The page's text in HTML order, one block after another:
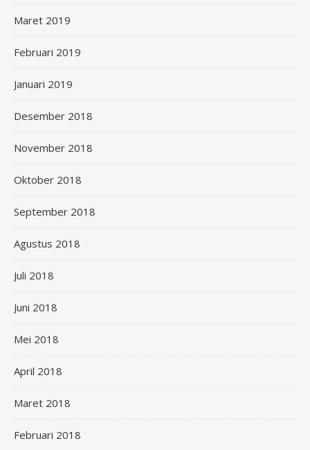
Maret 2019
Februari 2019
Januari 2019
Desember 2018
November 2018
Oktober 2018
September 2018
Agustus 2018
Juli 2018
Juni 2018
Mei 2018
April 2018
Maret 2018
Februari 2018